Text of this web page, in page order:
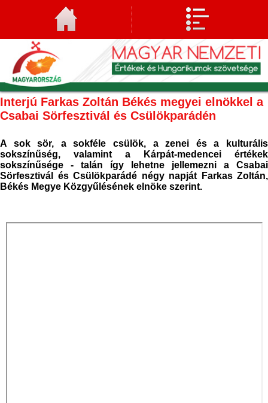
Interjú Farkas Zoltán Békés megyei elnökkel a
Csabai Sörfesztivál és Csülökparádén
A sok sör, a sokféle csülök, a zenei és a kulturális
sokszínűség, valamint a Kárpát-medencei értékek
sokszínűsége - talán így lehetne jellemezni a Csabai
Sörfesztivál és Csülökparádé négy napját Farkas Zoltán,
Békés Megye Közgyűlésének elnöke szerint.